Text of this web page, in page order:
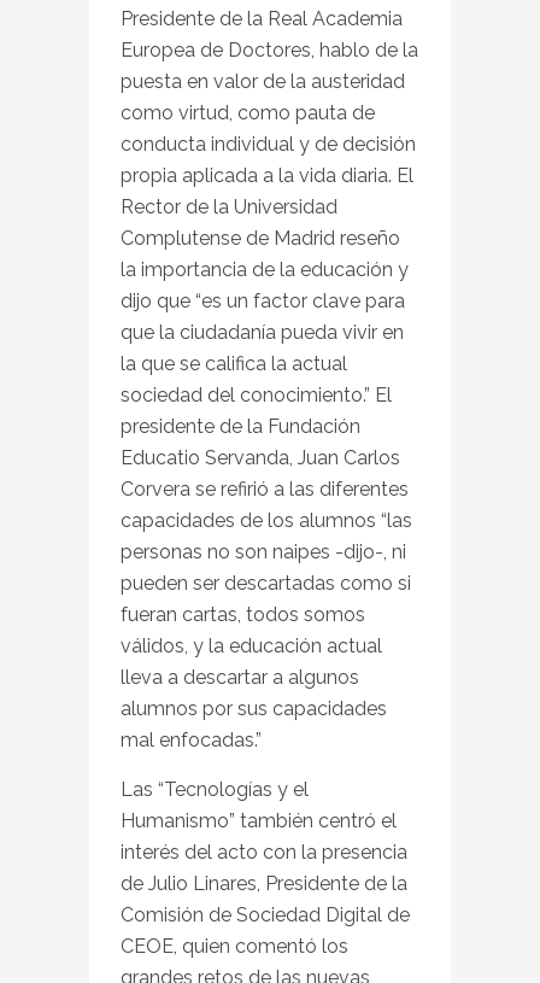
Presidente de la Real Academia
Europea de Doctores, hablo de la
puesta en valor de la austeridad
como virtud, como pauta de
conducta individual y de decisión
propia aplicada a la vida diaria. El
Rector de la Universidad
Complutense de Madrid reseño
la importancia de la educación y
dijo que “es un factor clave para
que la ciudadanía pueda vivir en
la que se califica la actual
sociedad del conocimiento.” El
presidente de la Fundación
Educatio Servanda, Juan Carlos
Corvera se refirió a las diferentes
capacidades de los alumnos “las
personas no son naipes -dijo-, ni
pueden ser descartadas como si
fueran cartas, todos somos
válidos, y la educación actual
lleva a descartar a algunos
alumnos por sus capacidades
mal enfocadas.”
Las “Tecnologías y el
Humanismo” también centró el
interés del acto con la presencia
de Julio Linares, Presidente de la
Comisión de Sociedad Digital de
CEOE, quien comentó los
grandes retos de las nuevas